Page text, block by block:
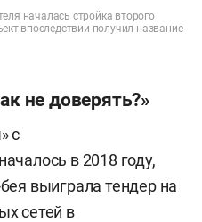
началась стройка второго
впоследствии получил название
не доверять?»
с
в 2018 году,
выиграла тендер на
сетей в